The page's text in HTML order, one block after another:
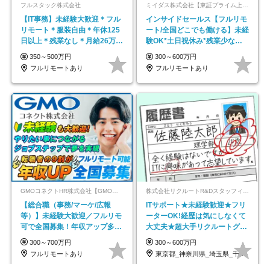
フルスタック株式会社
【IT事務】未経験大歓迎＊フル
リモート＊服装自由＊年休125
日以上＊残業なし＊月給26万円
以上
350～500万円
フルリモートあり
ミイダス株式会社【東証プライム上場パーソルグループ】
インサイドセールス【フルリモ
ート/全国どこでも働ける】未経
験OK*土日祝休み*残業少なめ*
在宅勤務手当あり
300～600万円
フルリモートあり
GMOコネクトHR株式会社【GMOインターネットグループ】
【総合職（事務/マーケ/広報
等）】未経験大歓迎／フルリモ
可で全国募集！年収アップ多数
★年休最大130日★
300～700万円
フルリモートあり
ITサポート★未経験歓迎★フリ
ーターOK!経歴は気にしなくて
大丈夫★超大手リクルートグル
ープの正社員/sg
300～600万円
東京都_神奈川県_埼玉県_千葉県_大阪府…